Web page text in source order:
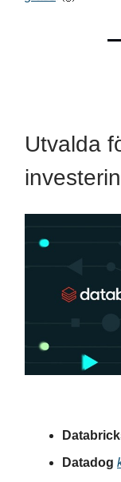
Utvalda
Datadog